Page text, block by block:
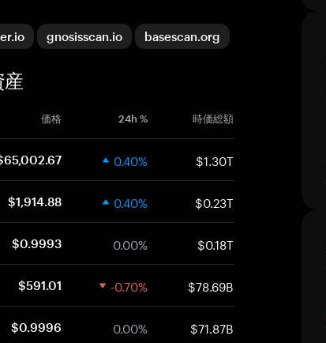
gnosisscan.io basescan.org
産
価格 24h % 時価総額
0.40% $1.30T
$1,914.88 0.40% $0.23T
$0.9993 0.00% $0.18T
$591.01 -0.70% $78.69B
$0.9996 0.00% $71.87B